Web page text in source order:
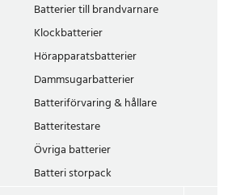
Batterier till brandvarnare
Klockbatterier
Hörapparatsbatterier
Dammsugarbatterier
Batteriförvaring & hållare
Batteritestare
Övriga batterier
Batteri storpack